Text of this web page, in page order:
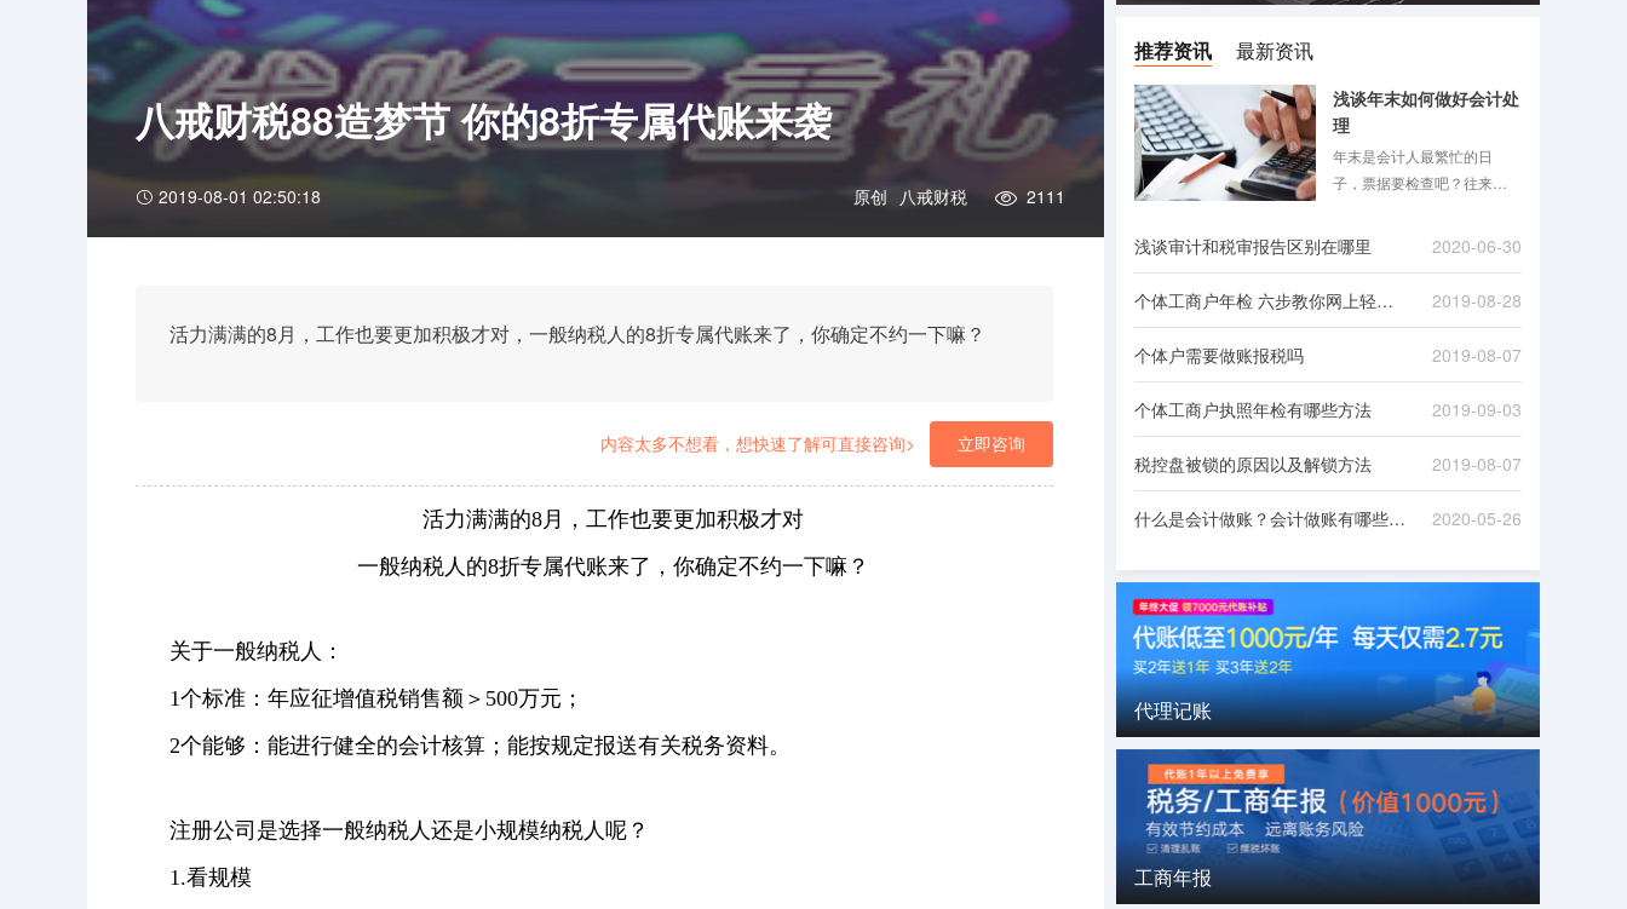
八戒财税88造梦节 你的8折专属代账来袭
2019-08-01 02:50:18 原创 八戒财税 2111
活力满满的8月，工作也要更加积极才对，一般纳税人的8折专属代账来了，你确定不约一下嘛？
内容太多不想看，想快速了解可直接咨询> 立即咨询
活力满满的8月，工作也要更加积极才对
一般纳税人的8折专属代账来了，你确定不约一下嘛？
关于一般纳税人：
1个标准：年应征增值税销售额＞500万元；
2个能够：能进行健全的会计核算； 能按规定报送有关税务资料。
注册公司是选择一般纳税人还是小规模纳税人呢？
1.看规模
推荐资讯 最新资讯
浅谈年末如何做好会计处
理
年末是会计人最繁忙的日
子，票据要检查吧？往来款
头大？跟着八戒财税一起来
看看吧！
浅谈审计和税审报告区别在哪里 2020-06-30
个体工商户年检 六步教你网上轻松办理 2019-08-28
个体户需要做账报税吗 2019-08-07
个体工商户执照年检有哪些方法 2019-09-03
税控盘被锁的原因以及解锁方法 2019-08-07
什么是会计做账？会计做账有哪些流程？ 2020-05-26
代理记账
工商年报